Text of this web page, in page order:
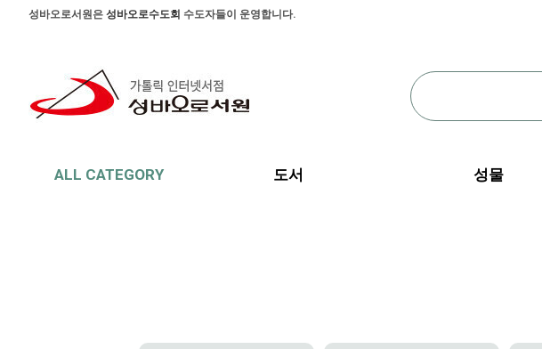
본문 바로가기
주메뉴 바로가기
사이드메뉴 바로가기
성바오로서원은 성바오로수도회 수도자들이 운영합니다.
ALL CATEGORY 도서 성물